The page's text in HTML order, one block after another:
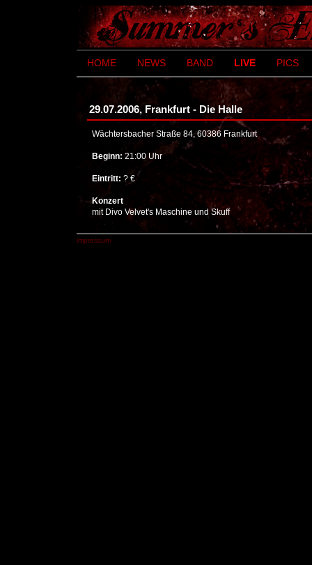
HOME NEWS BAND LIVE PICS
29.07.2006, Frankfurt - Die Halle
Wächtersbacher Straße 84, 60386 Frankfurt
Beginn: 21:00 Uhr
Eintritt: ? €
Konzert
mit Divo Velvet's Maschine und Skuff
impressum